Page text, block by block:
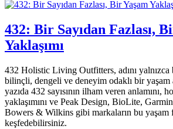
432: Bir Sayıdan Fazlası,
Yaklaşımı
432 Holistic Living Outfitters, adını yalnızca
bilinçli, dengeli ve deneyim odaklı bir yaşam
yazıda 432 sayısının ilham veren anlamını,
yaklaşımını ve Peak Design, BioLite,
Bowers & Wilkins gibi markaların bu yaşam
keşfedebilirsiniz.